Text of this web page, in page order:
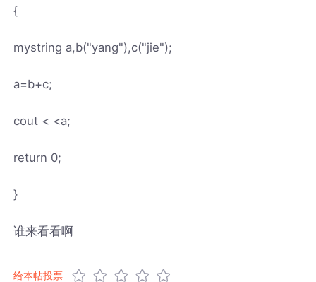
{
mystring a,b("yang"),c("jie");
a=b+c;
cout < <a;
return 0;
}
谁来看看啊
给本帖投票